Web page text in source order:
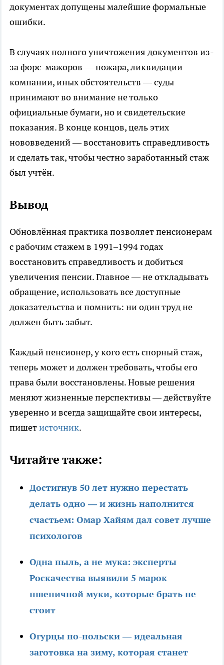
документах допущены малейшие формальные
ошибки.
В случаях полного уничтожения документов из-
за форс-мажоров — пожара, ликвидации
компании, иных обстоятельств — суды
принимают во внимание не только
официальные бумаги, но и свидетельские
показания. В конце концов, цель этих
нововведений — восстановить справедливость
и сделать так, чтобы честно заработанный стаж
был учтён.
Вывод
Обновлённая практика позволяет пенсионерам
с рабочим стажем в 1991–1994 годах
восстановить справедливость и добиться
увеличения пенсии. Главное — не откладывать
обращение, использовать все доступные
доказательства и помнить: ни один труд не
должен быть забыт.
Каждый пенсионер, у кого есть спорный стаж,
теперь может и должен требовать, чтобы его
права были восстановлены. Новые решения
меняют жизненные перспективы — действуйте
уверенно и всегда защищайте свои интересы,
пишетисточник.
Читайте также:
Достигнув 50 лет нужно перестать
делать одно — и жизнь наполнится
счастьем: Омар Хайям дал совет лучше
психологов
Одна пыль, а не мука: эксперты
Роскачества выявили 5 марок
пшеничной муки, которые брать не
стоит
Огурцы по-польски — идеальная
заготовка на зиму, которая станет